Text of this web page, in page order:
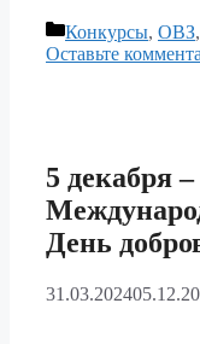
Рубрики
Конкурсы, ОВЗ,
Оставьте
5 декабря –
День
31.03.2024